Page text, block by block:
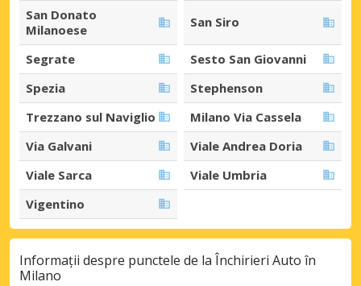
San Donato
Milanoese
San Siro
Segrate
Sesto San Giovanni
Spezia
Stephenson
Trezzano sul Naviglio
Milano Via Cassela
Via Galvani
Viale Andrea Doria
Viale Sarca
Viale Umbria
Vigentino
Informații despre punctele de la Închirieri Auto în
Milano